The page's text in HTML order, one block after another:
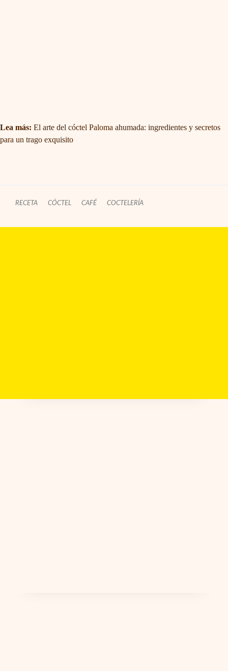
Lea más: El arte del cóctel Paloma ahumada: ingredientes y secretos
para un trago exquisito
RECETA CÓCTEL CAFÉ COCTELERÍA